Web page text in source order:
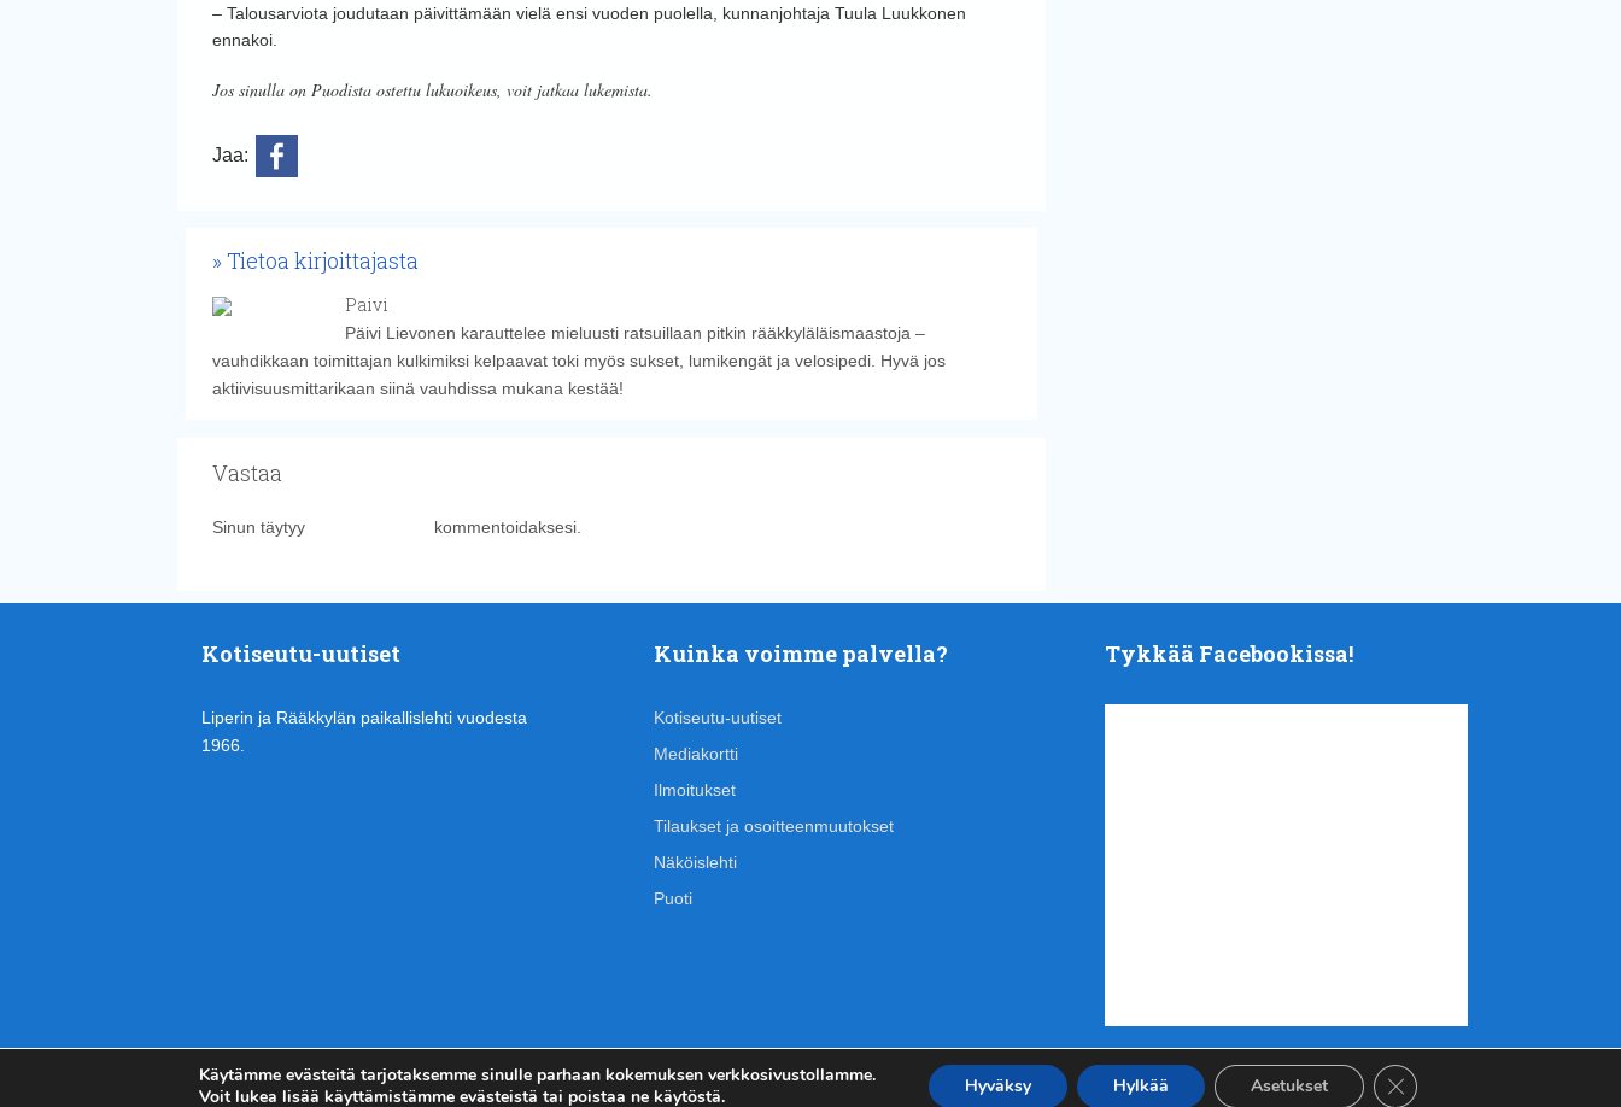
– Talousarviota joudutaan päivittämään vielä ensi vuoden puolella, kunnanjohtaja Tuula Luukkonen
ennakoi.
Jos sinulla on Puodista ostettu lukuoikeus, voit jatkaa lukemista.
Jaa:
Tietoa kirjoittajasta
Paivi
Päivi Lievonen karauttelee mieluusti ratsuillaan pitkin rääkkyläläismaastoja –
vauhdikkaan toimittajan kulkimiksi kelpaavat toki myös sukset, lumikengät ja velosipedi. Hyvä jos
aktiivisuusmittarikaan siinä vauhdissa mukana kestää!
Vastaa
Sinun täytyy kommentoidaksesi.
Kotiseutu-uutiset
Liperin ja Rääkkylän paikallislehti vuodesta
1966.
Kuinka voimme palvella?
Kotiseutu-uutiset
Mediakortti
Ilmoitukset
Tilaukset ja osoitteenmuutokset
Näköislehti
Puoti
Tykkää Facebookissa!
Käytämme evästeitä tarjotaksemme sinulle parhaan kokemuksen verkkosivustollamme.
Voit lukea lisää käyttämistämme evästeistä tai poistaa ne käytöstä.
Hyväksy Hylkää Asetukset Sulje evästebanneri